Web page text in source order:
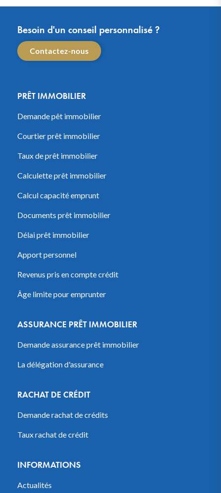
Besoin d'un conseil personnalisé ?
Contactez-nous
PRÊT IMMOBILIER
Demande pêt immobilier
Courtier prêt immobilier
Taux de prêt immobilier
Calculette prêt immobilier
Calcul capacité emprunt
Documents prêt immobilier
Délai prêt immobilier
Apport personnel
Revenus pris en compte crédit
Âge limite pour emprunter
ASSURANCE PRÊT IMMOBILIER
Demande assurance prêt immobilier
La délégation d'assurance
RACHAT DE CRÉDIT
Demande rachat de crédits
Taux rachat de crédit
INFORMATIONS
Actualités